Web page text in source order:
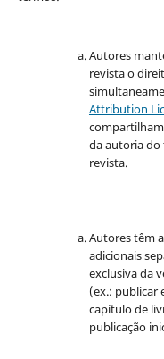
Autores
revista o
Attribution
da autoria do
revista.
Autores têm
adicionais
exclusiva da
(ex.: publicar
capítulo de
publicação